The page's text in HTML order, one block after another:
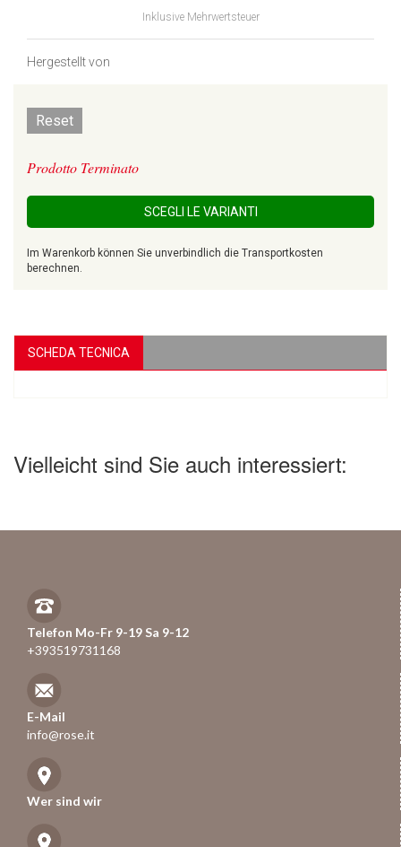
Inklusive Mehrwertsteuer
Hergestellt von
Reset
Prodotto Terminato
SCEGLI LE VARIANTI
Im Warenkorb können Sie unverbindlich die Transportkosten
berechnen.
SCHEDA TECNICA
Vielleicht sind Sie auch interessiert:
Telefon Mo-Fr 9-19 Sa 9-12
+393519731168
E-Mail
info@rose.it
Wer sind wir